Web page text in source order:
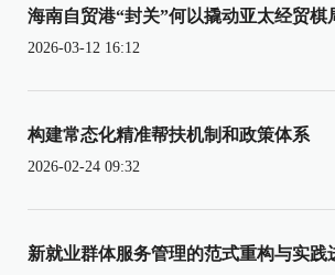
海南自贸港“封关”何以撬动亚太经贸棋
2026-03-12 16:12
构建常态化精准帮扶机制和政策体系
2026-02-24 09:32
新就业群体服务管理的范式重构与实践